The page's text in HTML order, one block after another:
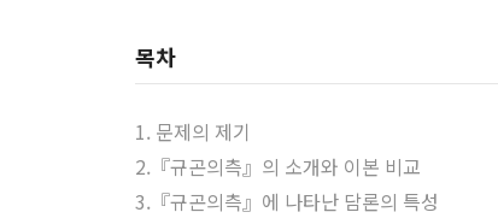
목차
1. 문제의 제기
2.『규곤의측』의 소개와 이본 비교
3.『규곤의측』에 나타난 담론의 특성